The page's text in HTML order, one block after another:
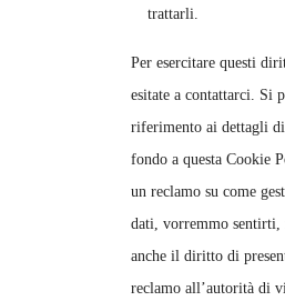
trattarli.
Per esercitare questi
esitate a contattarci. Si
riferimento ai dettagli
fondo a questa Cookie
un reclamo su come
dati, vorremmo sentirti,
anche il diritto di
reclamo all’autorità di